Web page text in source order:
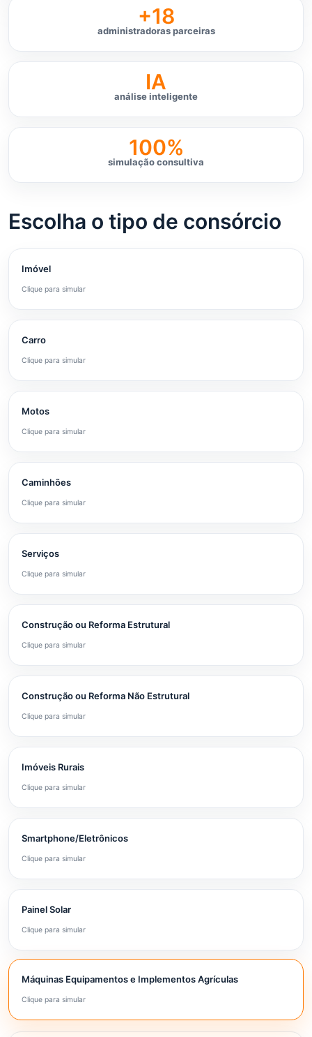
+18
administradoras parceiras
IA
análise inteligente
100%
simulação consultiva
Escolha o tipo de consórcio
Imóvel
Clique para simular
Carro
Clique para simular
Motos
Clique para simular
Caminhões
Clique para simular
Serviços
Clique para simular
Construção ou Reforma Estrutural
Clique para simular
Construção ou Reforma Não Estrutural
Clique para simular
Imóveis Rurais
Clique para simular
Smartphone/Eletrônicos
Clique para simular
Painel Solar
Clique para simular
Máquinas Equipamentos e Implementos Agrículas
Clique para simular